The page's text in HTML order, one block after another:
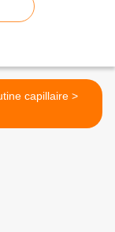
Ma routine capillaire >